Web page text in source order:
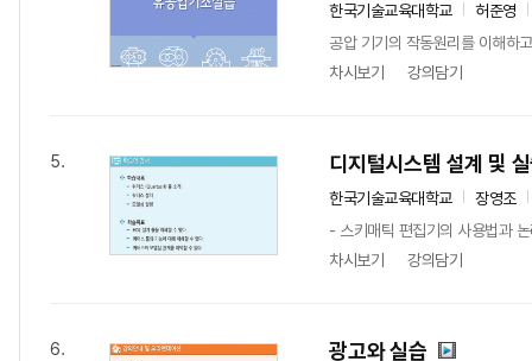
한국기술교육대학교
허준영
공압 기기의 작동원리를 이해하
차시보기
강의담기
5. 디지털시스템 설계 및
한국기술교육대학교
장영조
- 스키매틱 편집기의 사용법과
차시보기
강의담기
6. 광고와 실습